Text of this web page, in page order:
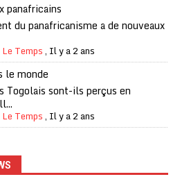
panafricains
du panafricanisme a de nouveaux
Temps, Il y a 2 ans
le monde
Togolais sont-ils perçus en
Temps, Il y a 2 ans